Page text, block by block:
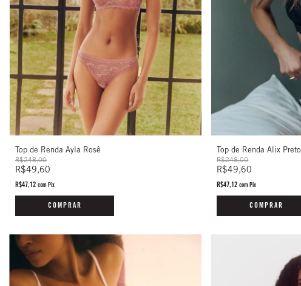
Top de Renda Ayla Rosê
R$248,00
R$49,60
R$47,12 com Pix
COMPRAR
Top de Renda Alix Preto
R$248,00
R$49,60
R$47,12com Pix
COMPRAR